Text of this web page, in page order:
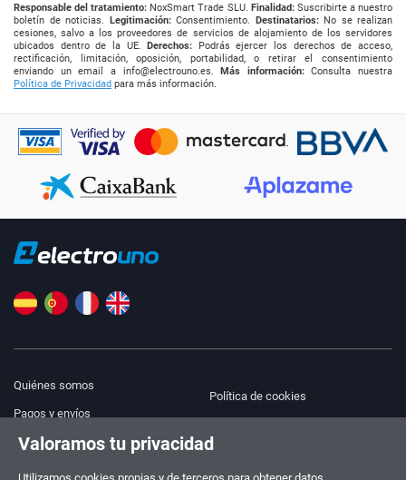
Responsable del tratamiento: NoxSmart Trade SLU. Finalidad:Suscribirte a nuestro
boletín de noticias. Legitimación:Consentimiento. Destinatarios:No se realizan
cesiones, salvo a los proveedores de servicios de alojamiento de los servidores
ubicados dentro de la UE.Derechos: Podrás ejercer los derechos de acceso,
rectificación, limitación, oposición, portabilidad, o retirar el consentimiento
enviando un email a info@electrouno.es.Más información:Consulta nuestra
Política de Privacidad para más información.
Quiénes somos
Pagos y envíos
Aviso legal
Política de cookies
Valoramos tu privacidad